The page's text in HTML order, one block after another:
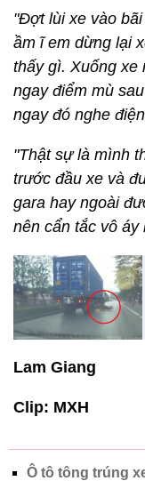
"Đợt lùi xe vào
ầm ĩ em dừng lại
thấy gì. Xuống xe
ngay điểm mù
ngay đó nghe
"Thật sự là mình
trước đầu xe và
gara hay ngoài
nên cẩn tắc vô áy
Lam Giang
Clip: MXH
Ô tô tông trúng